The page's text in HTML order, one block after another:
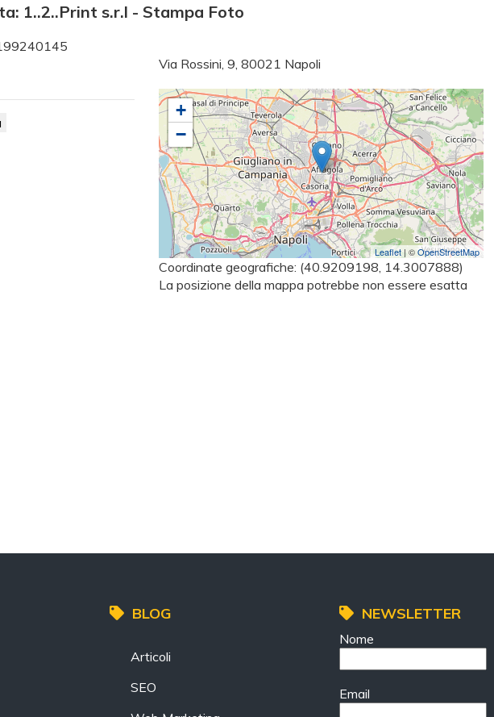
1..2..Print s.r.l - Stampa Foto
Via Rossini, 9, 80021 Napoli
+
−
Leaflet| ©OpenStreetMap
Coordinate geografiche: (40.9209198, 14.3007888)
La posizione della mappa potrebbe non essere esatta
BLOG
Articoli
SEO
NEWSLETTER
Nome
Email